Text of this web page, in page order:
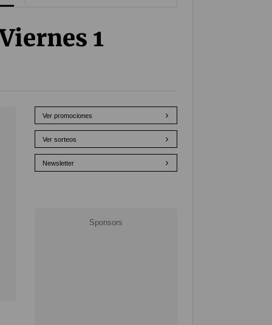
1
Ver promociones
Ver sorteos
Newsletter